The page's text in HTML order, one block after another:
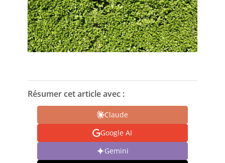
Résumer cet article avec :
Claude
Google AI
Gemini